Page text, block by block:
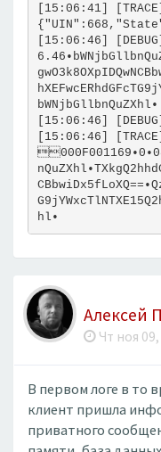
[15:06:41]
[15:06:46]
bWNjbGllbnQuZXhl•
[15:06:46]
[15:06:46]
hl•
Алексей
Чт ноя
В первом логе в то
клиент пришла
приватного